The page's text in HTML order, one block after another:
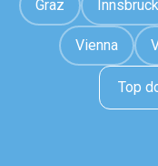
Graz Innsbruck
Vienna
Top